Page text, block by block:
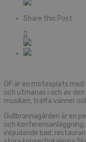
Share this Post
GF är en mötesplats med
och utmanas i och av
musiken, träffa vänner
Gullbrannagården är en
och
inbjudande bad,